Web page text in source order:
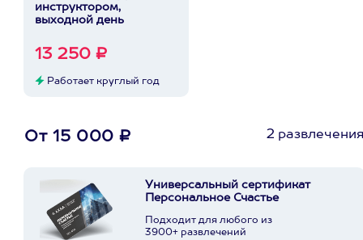
инструктором,
выходной день
13 250 ₽
Работает круглый год
От 15 000 ₽ 2
Универсальный сертификат
Персональное Счастье
Подходит для любого из
3900+ развлечений